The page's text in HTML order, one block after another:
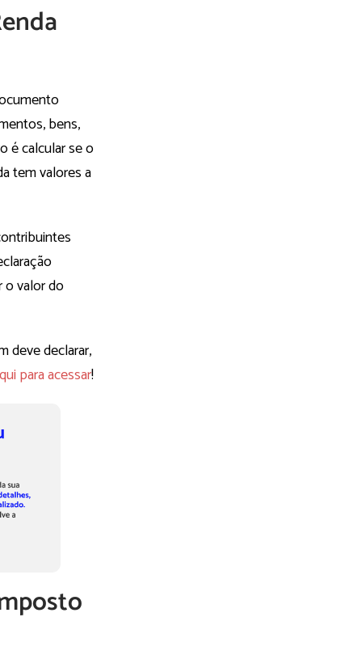
bens,
é calcular se o
tem valores a
o valor do
deve declarar,
para acessar!